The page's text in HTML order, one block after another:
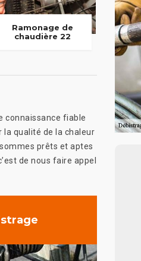
Ramonage de
chaudière 22
connaissance fiable
la qualité de la chaleur
prêts et aptes
de nous faire appel